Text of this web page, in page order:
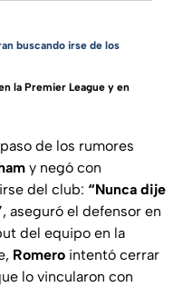
buscando irse de los
la Premier League y en
de los rumores
y negó con
del club: “Nunca dije
, aseguró el defensor en
del equipo en la
Romero intentó cerrar
lo vincularon con